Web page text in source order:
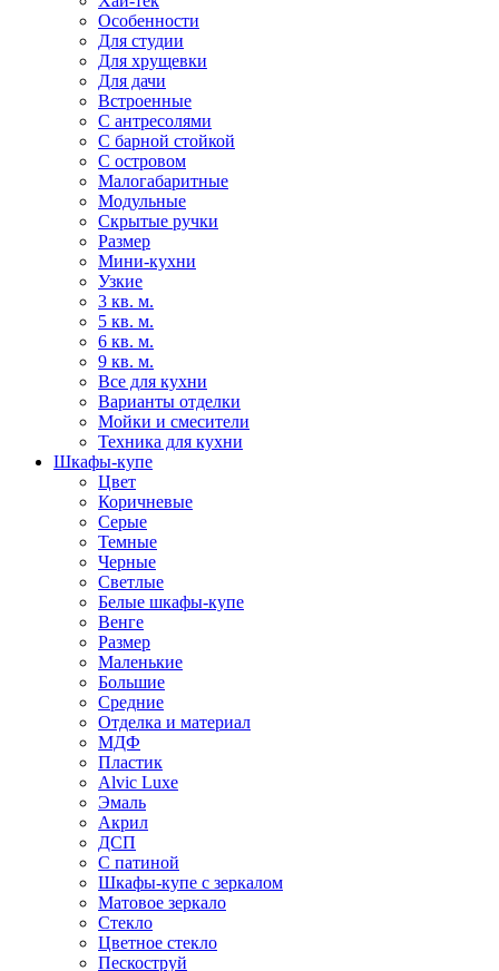
Особенности
Для студии
Для хрущевки
Для дачи
Встроенные
С антресолями
С барной стойкой
С островом
Малогабаритные
Модульные
Скрытые ручки
Размер
Мини-кухни
Узкие
3 кв. м.
5 кв. м.
6 кв. м.
9 кв. м.
Все для кухни
Варианты отделки
Мойки и смесители
Техника для кухни
Шкафы-купе
Цвет
Коричневые
Серые
Темные
Черные
Светлые
Белые шкафы-купе
Венге
Размер
Маленькие
Большие
Средние
Отделка и материал
МДФ
Пластик
Alvic Luxe
Эмаль
Акрил
ДСП
С патиной
Шкафы-купе с зеркалом
Матовое зеркало
Стекло
Цветное стекло
Пескоструй